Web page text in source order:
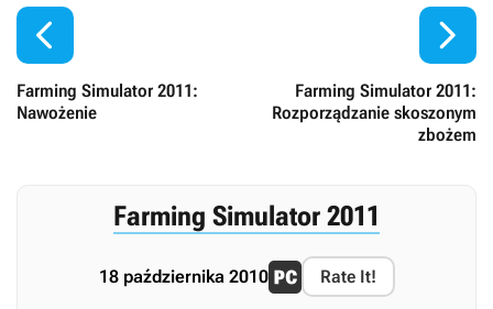

Farming Simulator 2011:
Nawożenie
Farming Simulator 2011:
Rozporządzanie skoszonym
zbożem

Farming Simulator 2011
18 października 2010 Rate It!